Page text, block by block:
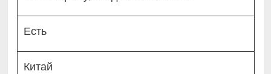
Есть
Китай